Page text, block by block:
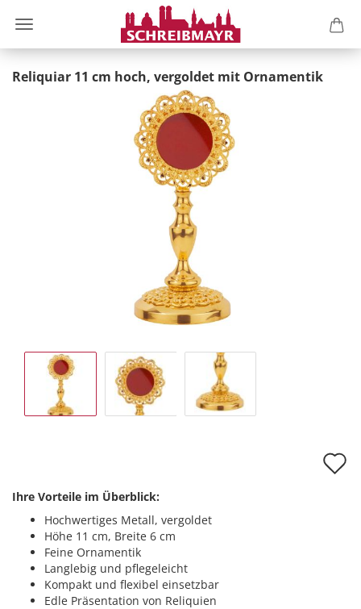
Reliquiar 11 cm hoch, vergoldet mit Ornamentik
Ihre Vorteile im Überblick:
Hochwertiges Metall, vergoldet
Höhe 11 cm, Breite 6 cm
Feine Ornamentik
Langlebig und pflegeleicht
Kompakt und flexibel einsetzbar
Edle Präsentation von Reliquien